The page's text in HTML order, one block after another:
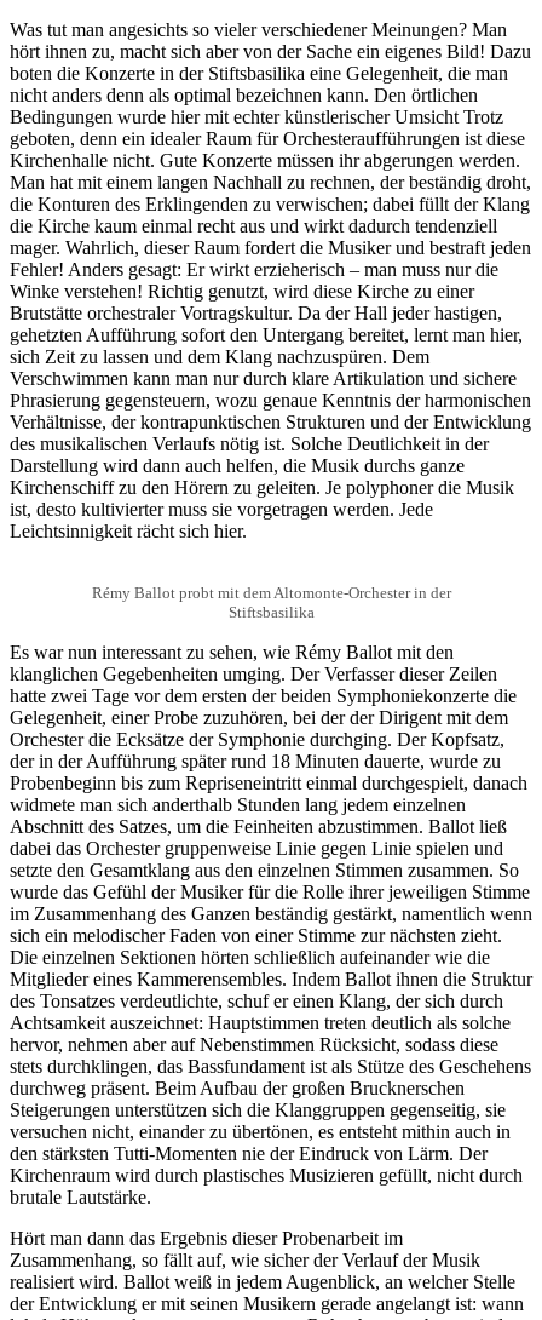
Was tut man angesichts so vieler verschiedener Meinungen? Man
hört ihnen zu, macht sich aber von der Sache ein eigenes Bild! Dazu
boten die Konzerte in der Stiftsbasilika eine Gelegenheit, die man
nicht anders denn als optimal bezeichnen kann. Den örtlichen
Bedingungen wurde hier mit echter künstlerischer Umsicht Trotz
geboten, denn ein idealer Raum für Orchesteraufführungen ist diese
Kirchenhalle nicht. Gute Konzerte müssen ihr abgerungen werden.
Man hat mit einem langen Nachhall zu rechnen, der beständig droht,
die Konturen des Erklingenden zu verwischen; dabei füllt der Klang
die Kirche kaum einmal recht aus und wirkt dadurch tendenziell
mager. Wahrlich, dieser Raum fordert die Musiker und bestraft jeden
Fehler! Anders gesagt: Er wirkt erzieherisch – man muss nur die
Winke verstehen! Richtig genutzt, wird diese Kirche zu einer
Brutstätte orchestraler Vortragskultur. Da der Hall jeder hastigen,
gehetzten Aufführung sofort den Untergang bereitet, lernt man hier,
sich Zeit zu lassen und dem Klang nachzuspüren. Dem
Verschwimmen kann man nur durch klare Artikulation und sichere
Phrasierung gegensteuern, wozu genaue Kenntnis der harmonischen
Verhältnisse, der kontrapunktischen Strukturen und der Entwicklung
des musikalischen Verlaufs nötig ist. Solche Deutlichkeit in der
Darstellung wird dann auch helfen, die Musik durchs ganze
Kirchenschiff zu den Hörern zu geleiten. Je polyphoner die Musik
ist, desto kultivierter muss sie vorgetragen werden. Jede
Leichtsinnigkeit rächt sich hier.
Rémy Ballot probt mit dem Altomonte-Orchester in der
Stiftsbasilika
Es war nun interessant zu sehen, wie Rémy Ballot mit den
klanglichen Gegebenheiten umging. Der Verfasser dieser Zeilen
hatte zwei Tage vor dem ersten der beiden Symphoniekonzerte die
Gelegenheit, einer Probe zuzuhören, bei der der Dirigent mit dem
Orchester die Ecksätze der Symphonie durchging. Der Kopfsatz,
der in der Aufführung später rund 18 Minuten dauerte, wurde zu
Probenbeginn bis zum Repriseneintritt einmal durchgespielt, danach
widmete man sich anderthalb Stunden lang jedem einzelnen
Abschnitt des Satzes, um die Feinheiten abzustimmen. Ballot ließ
dabei das Orchester gruppenweise Linie gegen Linie spielen und
setzte den Gesamtklang aus den einzelnen Stimmen zusammen. So
wurde das Gefühl der Musiker für die Rolle ihrer jeweiligen Stimme
im Zusammenhang des Ganzen beständig gestärkt, namentlich wenn
sich ein melodischer Faden von einer Stimme zur nächsten zieht.
Die einzelnen Sektionen hörten schließlich aufeinander wie die
Mitglieder eines Kammerensembles. Indem Ballot ihnen die Struktur
des Tonsatzes verdeutlichte, schuf er einen Klang, der sich durch
Achtsamkeit auszeichnet: Hauptstimmen treten deutlich als solche
hervor, nehmen aber auf Nebenstimmen Rücksicht, sodass diese
stets durchklingen, das Bassfundament ist als Stütze des Geschehens
durchweg präsent. Beim Aufbau der großen Brucknerschen
Steigerungen unterstützen sich die Klanggruppen gegenseitig, sie
versuchen nicht, einander zu übertönen, es entsteht mithin auch in
den stärksten Tutti-Momenten nie der Eindruck von Lärm. Der
Kirchenraum wird durch plastisches Musizieren gefüllt, nicht durch
brutale Lautstärke.
Hört man dann das Ergebnis dieser Probenarbeit im
Zusammenhang, so fällt auf, wie sicher der Verlauf der Musik
realisiert wird. Ballot weiß in jedem Augenblick, an welcher Stelle
der Entwicklung er mit seinen Musikern gerade angelangt ist: wann